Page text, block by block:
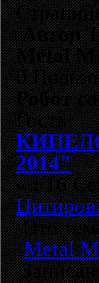
Автор
Metal
0
Робот
Гость
2014"
«:16
Это
Metal
Записан